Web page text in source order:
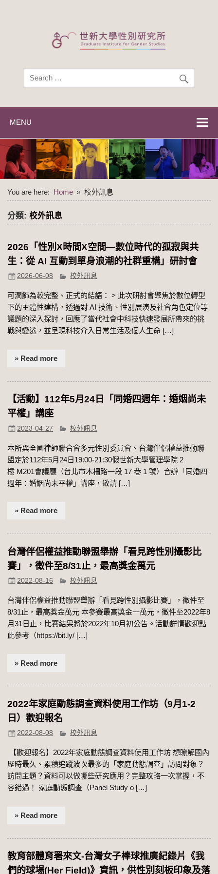
世新大學性別研
世新大學性別研究所
MENU
You are here: Home 校外訊息
分類:校外訊息
2026「性別Χ時間Χ空間—數位時代的孤寂與共
生：從 AI 互動到單身浪潮的社群重構」研討會
2026-06-08 校外訊息
可潤飾為較完整、正式的結語： > 此次研討會聚焦於數位轉型
下的主體性建構，透過對 AI 技術、性別展演及社會角色定位等
議題的深入探討，回應了當代社會中科技快速發展所帶來的挑
戰與變遷，並呈現科技介入日常生活及個人生命 […]
» Read more
【活動】112年5月24日「同婚四週年：婚姻尚未
平權」講座
2023-04-27 校外訊息
本所與全國律師聯合會多元性別委員會、台灣伴侶權益推動聯
盟定於112年5月24日19:00-21:30假世新大學管理學院 2
樓 M201會議廳（台北市木柵路一段 17 巷 1 號）合辦「同婚四
週年：婚姻尚未平權」講座，敬請 […]
» Read more
台灣伴侶權益推動聯盟舉辦「看見跨性別攝影比
賽」，徵件至8/31止，最高獎金萬元
2022-08-16 校外訊息
台灣伴侶權益推動聯盟舉辦「看見跨性別攝影比賽」，徵件至
8/31止，最高獎金萬元 本參賽最高獎金一萬元，徵件至2022年8
月31日止，比賽結果將於2022年10月初公告。活動詳情歡迎點
此參考（https://bit.ly/ […]
» Read more
2022年家庭動態調查資料使用工作坊（9月1-2
日）歡迎報名
2022-08-08 校外訊息
【歡迎報名】2022年家庭動態調查資料使用工作坊 想瞭解國內
歷時最久、累積追蹤波次最多的「家庭動態調查」訪問對象？
訪問主題？資料可以做哪些研究應用？完整攻略一次掌握，不
容錯過！ 家庭動態調查（Panel Study o […]
» Read more
教育部體育署來文-台灣女子棒球推廣紀錄片《我
們的球場(Her Field)》資訊，供性別刻板印象及落